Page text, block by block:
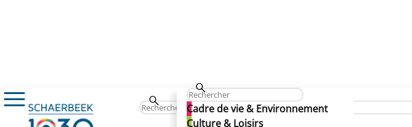
Cadre de vie & Environnement
Culture & Loisirs
HIEL Emanuel (rue)
HIEL Emanuel (rue)
HIEL Emanuel (rue)